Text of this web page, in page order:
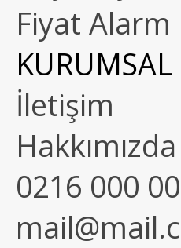
Fiyat Alarm
KURUMSAL
İletişim
Hakkımızda
0216 000